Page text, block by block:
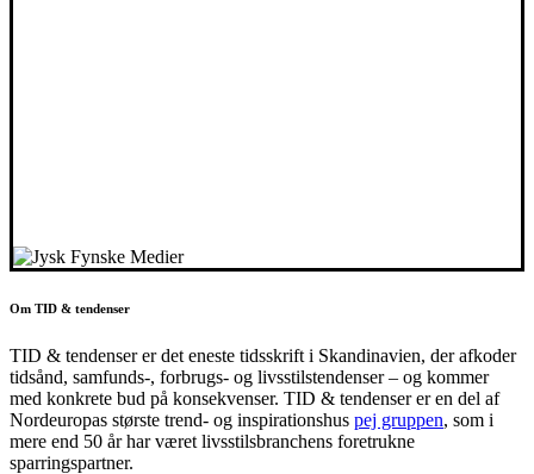
Om TID & tendenser
TID & tendenser er det eneste tidsskrift i Skandinavien, der afkoder
tidsånd, samfunds-, forbrugs- og livsstilstendenser – og kommer
med konkrete bud på konsekvenser. TID & tendenser er en del af
Nordeuropas største trend- og inspirationshus pej gruppen, som i
mere end 50 år har været livsstilsbranchens foretrukne
sparringspartner.